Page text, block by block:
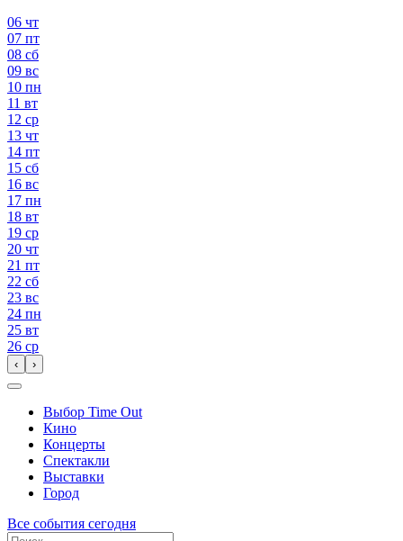
06 чт
07 пт
08 сб
09 вс
10 пн
11 вт
12 ср
13 чт
14 пт
15 сб
16 вс
17 пн
18 вт
19 ср
20 чт
21 пт
22 сб
23 вс
24 пн
25 вт
26 ср
‹ ›
Выбор Time Out
Кино
Концерты
Спектакли
Выставки
Город
Все события сегодня